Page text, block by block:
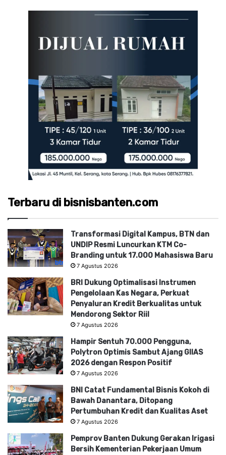
Terbaru di bisnisbanten.com
Transformasi Digital Kampus, BTN dan
UNDIP Resmi Luncurkan KTM Co-
Branding untuk 17.000 Mahasiswa Baru
7 Agustus 2026
BRI Dukung Optimalisasi Instrumen
Pengelolaan Kas Negara, Perkuat
Penyaluran Kredit Berkualitas untuk
Mendorong Sektor Riil
7 Agustus 2026
Hampir Sentuh 70.000 Pengguna,
Polytron Optimis Sambut Ajang GIIAS
2026 dengan Respon Positif
7 Agustus 2026
BNI Catat Fundamental Bisnis Kokoh di
Bawah Danantara, Ditopang
Pertumbuhan Kredit dan Kualitas Aset
7 Agustus 2026
Pemprov Banten Dukung Gerakan Irigasi
Bersih Kementerian Pekerjaan Umum